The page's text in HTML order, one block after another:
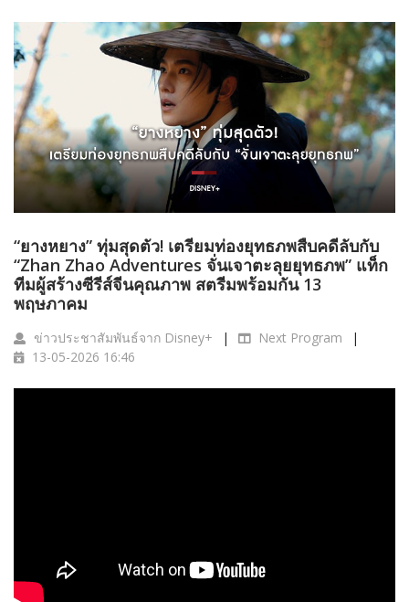
“ยางหยาง” ทุ่มสุดตัว! เตรียมท่องยุทธภพสืบคดีลับกับ
“Zhan Zhao Adventures จั่นเจาตะลุยยุทธภพ” แท็ก
ทีมผู้สร้างซีรีส์จีนคุณภาพ สตรีมพร้อมกัน 13
พฤษภาคม
ข่าวประชาสัมพันธ์จาก Disney+
Next Program
13-05-2026 16:46